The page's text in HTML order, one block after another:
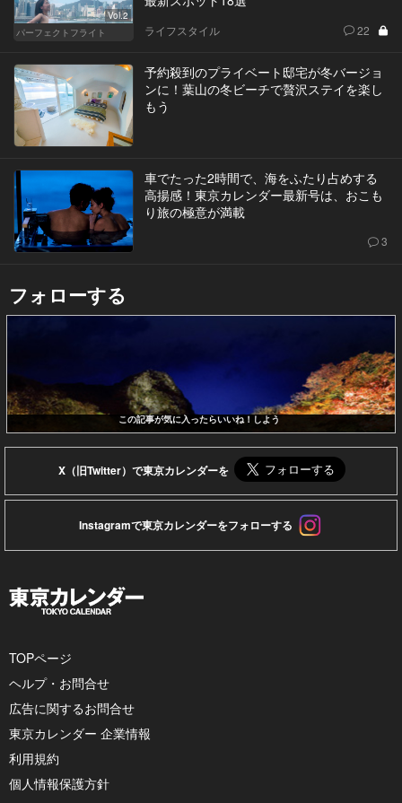
Vol.2
パーフェクトフライト
ライフスタイル 22
予約殺到のプライベート邸宅が冬バージョ
ンに！葉山の冬ビーチで贅沢ステイを楽し
もう
車でたった2時間で、海をふたり占めする
高揚感！東京カレンダー最新号は、おこも
り旅の極意が満載
3
フォローする
この記事が気に入ったらいいね！しよう
X（旧Twitter）で東京カレンダーを
Instagramで東京カレンダーをフォローする
TOPページ
ヘルプ・お問合せ
広告に関するお問合せ
東京カレンダー 企業情報
利用規約
個人情報保護方針